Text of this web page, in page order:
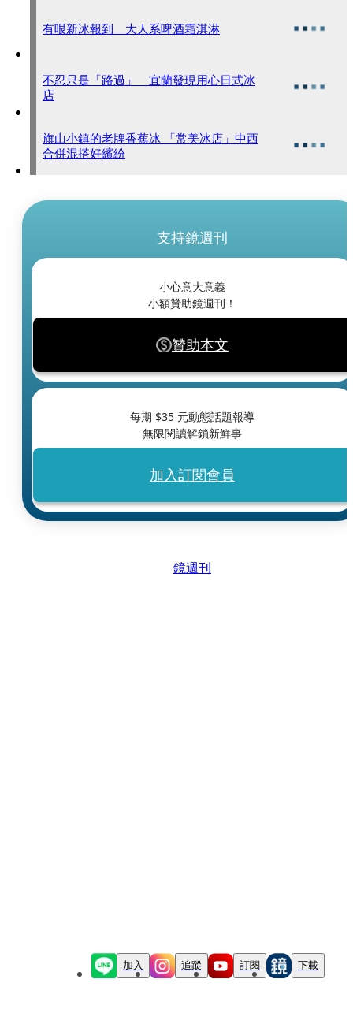
有哏新冰報到 大人系啤酒霜淇淋
不忍只是「路過」 宜蘭發現用心日式冰
店
旗山小鎮的老牌香蕉冰 「常美冰店」中西
合併混搭好繽紛
支持鏡週刊
小心意大意義
小額贊助鏡週刊！
贊助本文
每期 $35 元動態話題報導
無限閱讀解鎖新鮮事
加入訂閱會員
鏡週刊
加入 追蹤 訂閱 下載